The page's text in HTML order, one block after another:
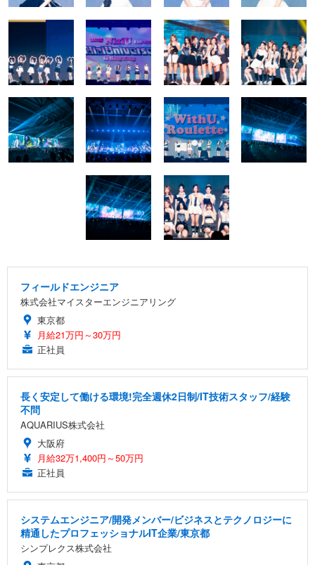
フィールドエンジニア
株式会社マイスターエンジニアリング
東京都
月給21万円～30万円
正社員
長く安定して働ける環境!完全週休2日制/IT技術スタッフ/経験
不問
AQUARIUS株式会社
大阪府
月給32万1,400円～50万円
正社員
システムエンジニア/開発メンバー/ビジネスとテクノロジーに
精通したプロフェッショナルIT企業/東京都
シンプレクス株式会社